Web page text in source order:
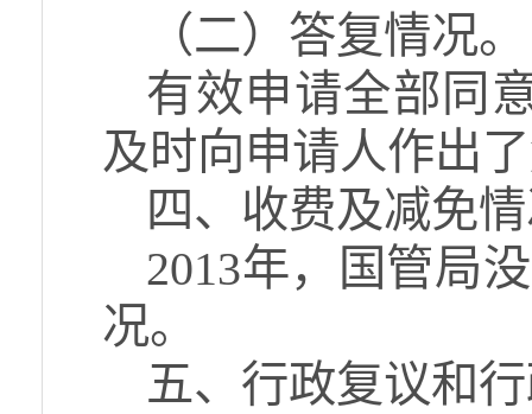
（二）答复情况。
有效申请全部同
及时向申请人作出
四、收费及减免
2013年，国管局
况。
五、行政复议和